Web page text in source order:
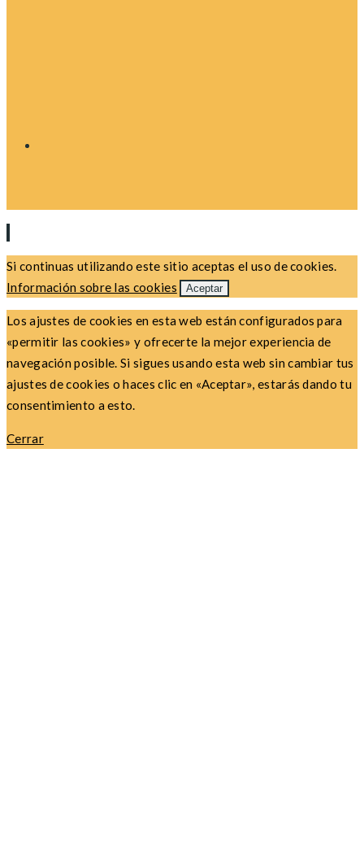
Si continuas utilizando este sitio aceptas el uso de cookies.
Información sobre las cookies
Aceptar
Los ajustes de cookies en esta web están configurados para
«permitir las cookies» y ofrecerte la mejor experiencia de
navegación posible. Si sigues usando esta web sin cambiar tus
ajustes de cookies o haces clic en «Aceptar», estarás dando tu
consentimiento a esto.
Cerrar